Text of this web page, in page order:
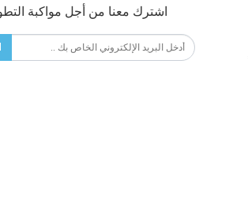
اشترك معنا من أجل مواكبة